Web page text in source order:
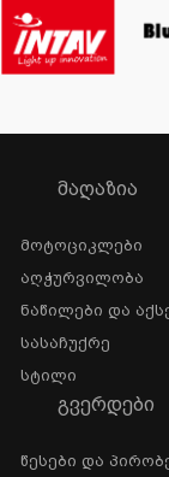
ᲛᲐᲦᲐᲖᲘᲐ
Მოტოციკლები
Აღჭურვილობა
Ნაწილები Და
Სასაჩუქრე
Სტილი
ᲒᲕᲔᲠᲓᲔᲑᲘ
Წესები Და